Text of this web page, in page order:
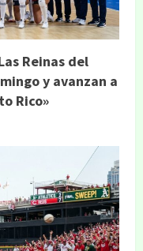
Reinas del
y avanzan a
Rico»